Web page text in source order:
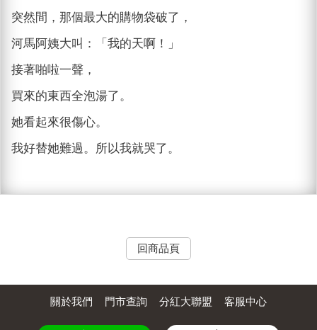
突然間，那個最大的購物袋破了，
河馬阿姨大叫：「我的天啊！」
接著啪啦一聲，
買來的東西全泡湯了。
她看起來很傷心。
我好替她難過。所以我就哭了。
回商品頁
關於我們 門市查詢 分紅大聯盟 客服中心